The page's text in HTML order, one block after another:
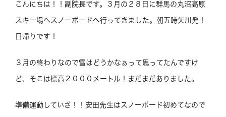
こんにちは！！副院長です。３月の２８日に群馬の丸沼高原
スキー場へスノーボードへ行ってきました。朝五時矢川発！
日帰りです！
３月の終わりなので雪はどうかなぁって思ってたんですけ
ど、そこは標高２０００メートル！まだまだありました。
準備運動していざ！！安田先生はスノーボード初めてなので